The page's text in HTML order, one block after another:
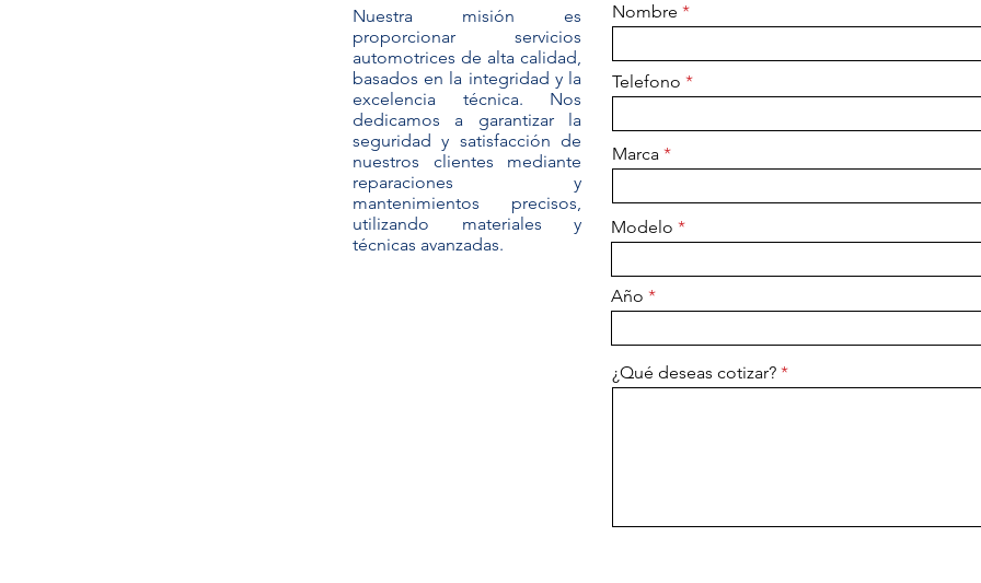
Nuestra misión es
proporcionar servicios
automotrices de alta calidad,
basados en la integridad y la
excelencia técnica. Nos
dedicamos a garantizar la
seguridad y satisfacción de
nuestros clientes mediante
reparaciones y
mantenimientos precisos,
utilizando materiales y
técnicas avanzadas.
Nombre
Telefono
Marca
Modelo
Año
¿Qué deseas cotizar?